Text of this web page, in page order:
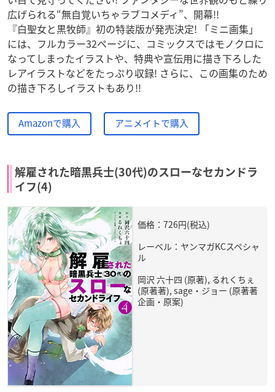
広げられる“無自覚いちゃラブコメディ”、開幕!!
『白聖女と黒牧師』初の特装版が発売決定! 「ミニ画集」
には、フルカラー32ページに、コミックスではモノクロに
なってしまったイラストや、特典や宣伝用に描き下ろした
レアイラストなどをたっぷり収録! さらに、この画集のため
の描き下ろしイラストもあり!!
Amazonで購入 アニメイトで購入
解雇された暗黒兵士(30代)のスローなセカンドラ
イフ(4)
価格：726円(税込)
レーベル：ヤンマガKCスペシャ
ル
岡沢 六十四 (原著), るれくちぇ
(原著著), sage・ジョー (原著著
企画・原案)